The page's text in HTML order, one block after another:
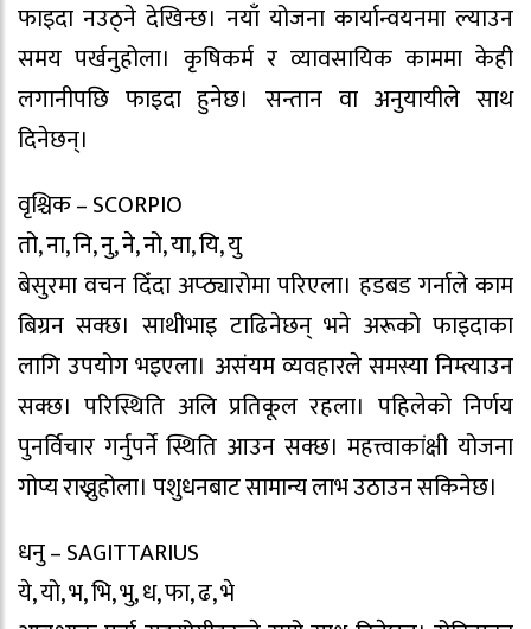
फाइदा नउठ्ने देखिन्छ। नयाँ योजना कार्यान्वयनमा ल्याउन
समय पर्खनुहोला। कृषिकर्म र व्यावसायिक काममा केही
लगानीपछि फाइदा हुनेछ। सन्तान वा अनुयायीले साथ
दिनेछन्।
वृश्चिक – SCORPIO
तो, ना, नि, नु, ने, नो, या, यि, यु
बेसुरमा वचन दिँदा अप्ठ्यारोमा परिएला। हडबड गर्नाले काम
बिग्रन सक्छ। साथीभाइ टाढिनेछन् भने अरूको फाइदाका
लागि उपयोग भइएला। असंयम व्यवहारले समस्या निम्त्याउन
सक्छ। परिस्थिति अलि प्रतिकूल रहला। पहिलेको निर्णय
पुनर्विचार गर्नुपर्ने स्थिति आउन सक्छ। महत्त्वाकांक्षी योजना
गोप्य राख्नुहोला। पशुधनबाट सामान्य लाभ उठाउन सकिनेछ।
धनु – SAGITTARIUS
ये, यो, भ, भि, भु, ध, फा, ढ, भे